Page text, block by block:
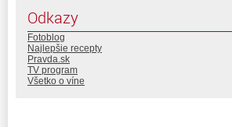
Odkazy
Fotoblog
Najlepšie recepty
Pravda.sk
TV program
Všetko o víne